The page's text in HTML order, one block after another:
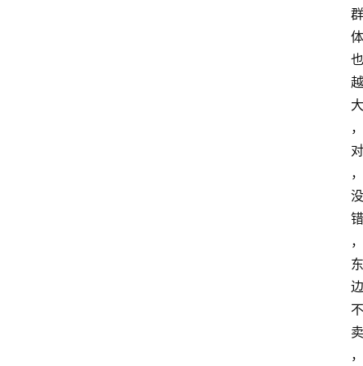
群
体
也
越
大
，
对
，
没
错
，
东
边
不
卖
，